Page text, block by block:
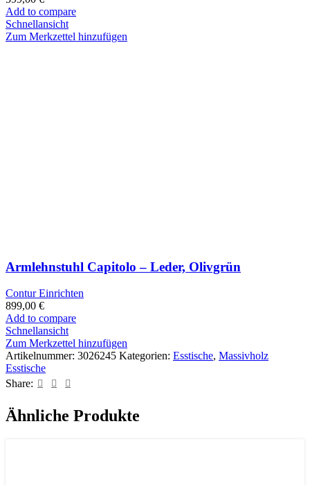
Add to compare
Schnellansicht
Zum Merkzettel hinzufügen
Armlehnstuhl Capitolo – Leder, Olivgrün
Contur Einrichten
899,00 €
Add to compare
Schnellansicht
Zum Merkzettel hinzufügen
Artikelnummer: 3026245 Kategorien: Esstische, Massivholz
Esstische
Share:
Ähnliche Produkte